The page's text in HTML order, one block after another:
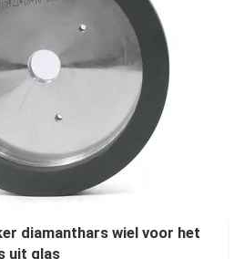
diamanthars wiel voor het
uit glas